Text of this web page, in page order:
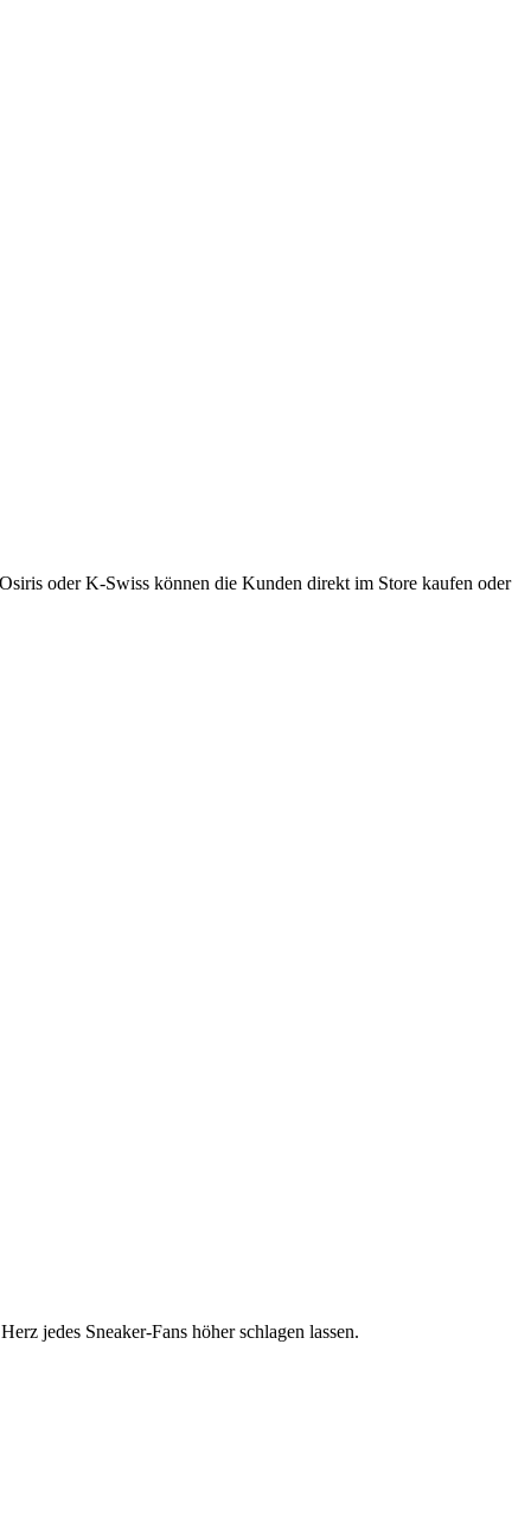
oder K-Swiss können die Kunden direkt im Store kaufen oder
jedes Sneaker-Fans höher schlagen lassen.